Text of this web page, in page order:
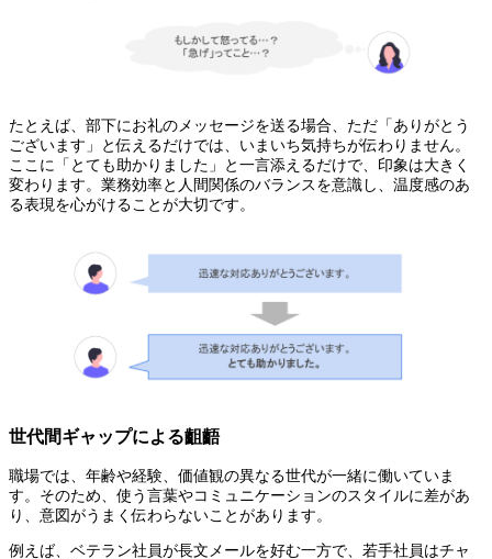
たとえば、部下にお礼のメッセージを送る場合、ただ「ありがとう
ございます」と伝えるだけでは、いまいち気持ちが伝わりません。
ここに「とても助かりました」と一言添えるだけで、印象は大きく
変わります。業務効率と人間関係のバランスを意識し、温度感のあ
る表現を心がけることが大切です。
世代間ギャップによる齟齬
職場では、年齢や経験、価値観の異なる世代が一緒に働いていま
す。そのため、使う言葉やコミュニケーションのスタイルに差があ
り、意図がうまく伝わらないことがあります。
例えば、ベテラン社員が長文メールを好む一方で、若手社員はチャ